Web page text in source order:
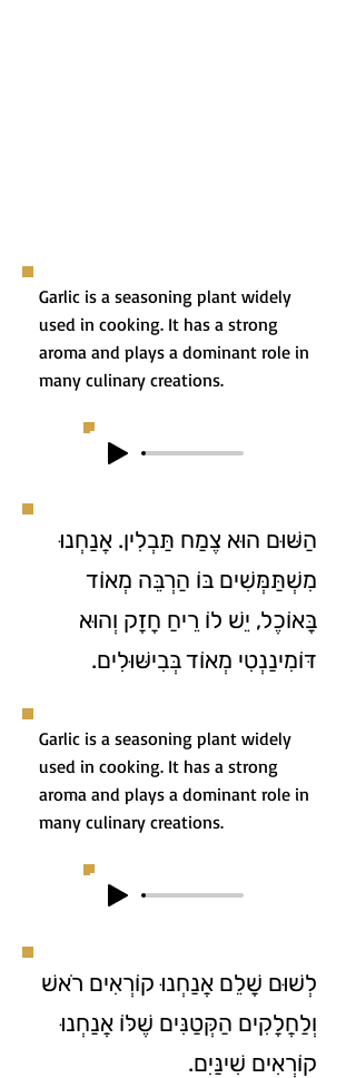
Garlic is a seasoning plant widely
used in cooking. It has a strong
aroma and plays a dominant role in
many culinary creations.
הַשּׁוּם הוּא צֶמַח תַּבְלִין. אֲנַחְנוּ
מִשְׁתַּמְּשִׁים בּוֹ הַרְבֵּה מְאוֹד
בָּאוֹכֶל, יֵשׁ לוֹ רֵיחַ חָזָק וְהוּא
דּוֹמִינַנְטִי מְאוֹד בְּבִישּׁוּלִים.
Garlic is a seasoning plant widely
used in cooking. It has a strong
aroma and plays a dominant role in
many culinary creations.
לְשׁוּם שָׁלֵם אֲנַחְנוּ קוֹרְאִים רֹאשׁ
וְלַחֲלָקִים הַקְּטַנִּים שֶׁלּוֹ אֲנַחְנוּ
קוֹרְאִים שִׁינַּיִם.